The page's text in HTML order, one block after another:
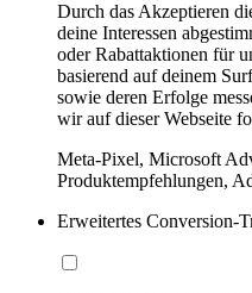
Durch das Akzeptieren
deine Interessen
oder Rabattaktionen für
basierend auf deinem
sowie deren Erfolge
wir auf dieser Webseite
Meta-Pixel, Microsoft
Produktempfehlungen,
Erweitertes Conversion-